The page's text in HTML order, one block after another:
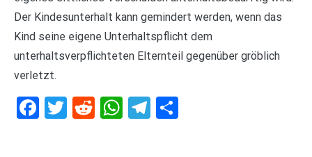
Der Kindesunterhalt kann gemindert werden, wenn das
Kind seine eigene Unterhaltspflicht dem
unterhaltsverpflichteten Elternteil gegenüber gröblich
verletzt.
Facebook
Twitter
RedditWhatsApp
Telegram